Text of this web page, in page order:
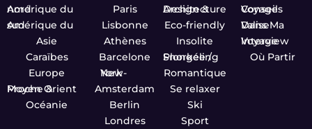
Amérique du nord
Amérique du sud
Asie
Caraïbes
Europe
Proche & Moyen Orient
Océanie
Paris
Lisbonne
Athènes
Barcelone
New-York
Amsterdam
Berlin
Londres
Design & Architecture
Eco-friendly
Insolite
Plongée / Snorkeling
Romantique
Se relaxer
Ski
Sport
Conseils Voyage
Dans Ma Valise
Interview Voyage
Où Partir